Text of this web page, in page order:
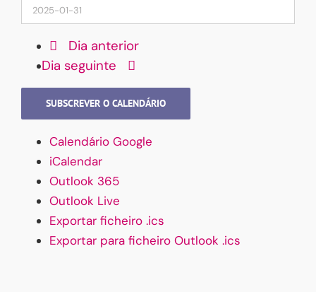
Dia anterior
Dia seguinte
SUBSCREVER O CALENDÁRIO
Calendário Google
iCalendar
Outlook 365
Outlook Live
Exportar ficheiro .ics
Exportar para ficheiro Outlook .ics